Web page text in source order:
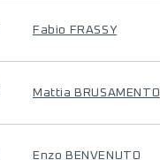
Fabio FRASSY
Mattia BRUSAMENTO
Enzo BENVENUTO